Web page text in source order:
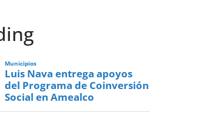
Municipios
Luis Nava entrega apoyos
del Programa de Coinversión
Social en Amealco